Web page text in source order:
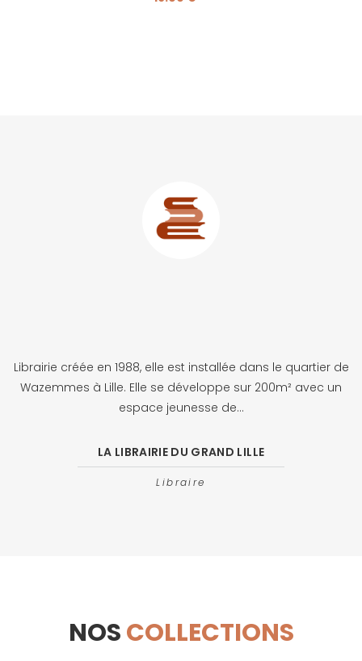
Librairie créée en 1988, elle est installée dans le quartier de
Wazemmes à Lille. Elle se développe sur 200m² avec un
espace jeunesse de...
LA LIBRAIRIE DU GRAND LILLE
Libraire
NOSCOLLECTIONS